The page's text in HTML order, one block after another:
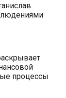
процессы